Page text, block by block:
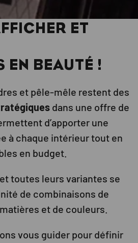
ET
EN BEAUTÉ !
et pêle-mêle restent des
dans une offre de
d’apporter une
à chaque intérieur tout en
en budget.
toutes leurs variantes se
de combinaisons de
et de couleurs.
vous guider pour définir